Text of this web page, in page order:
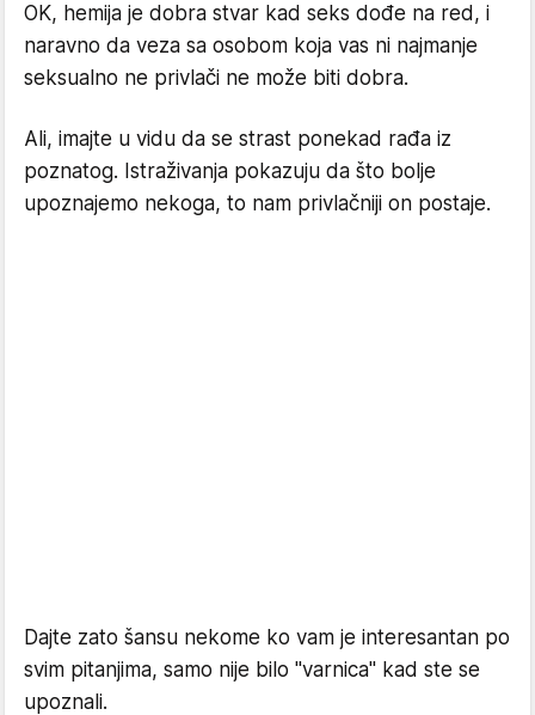
OK, hemija je dobra stvar kad seks dođe na red, i
naravno da veza sa osobom koja vas ni najmanje
seksualno ne privlači ne može biti dobra.
Ali, imajte u vidu da se strast ponekad rađa iz
poznatog. Istraživanja pokazuju da što bolje
upoznajemo nekoga, to nam privlačniji on postaje.
Dajte zato šansu nekome ko vam je interesantan po
svim pitanjima, samo nije bilo "varnica" kad ste se
upoznali.